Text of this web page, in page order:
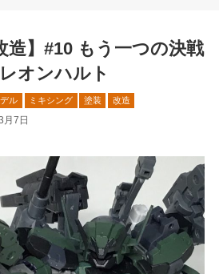
造】#10 もう一つの決戦
オンハルト
ル ミキシング 塗装 改造
月7日